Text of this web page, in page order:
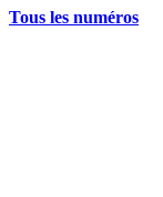
Tous les numéros